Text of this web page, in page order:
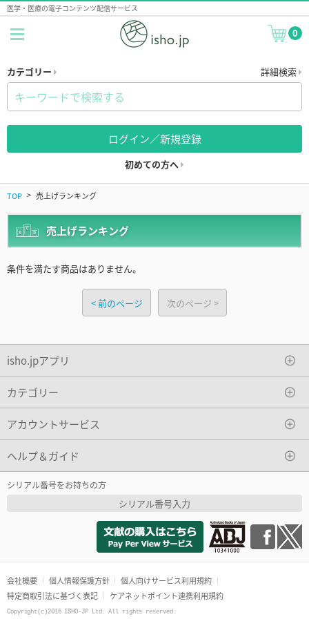
医学・医療の電子コンテンツ配信サービス
0
カテゴリー 詳細検索
ログイン／新規登録
初めての方へ
TOP 売上げランキング
売上げランキング
条件を満たす商品はありません。
前のページ 次のページ
isho.jpアプリ
カテゴリー
アカウントサービス
ヘルプ＆ガイド
シリアル番号をお持ちの方
シリアル番号入力
会社概要 個人情報保護方針
個人向けサービス利用規約
特定商取引法に基づく表記
ケアネットポイント連携利用規約
Copyright(c)2016 ISHO-JP Ltd. All rights reserved.